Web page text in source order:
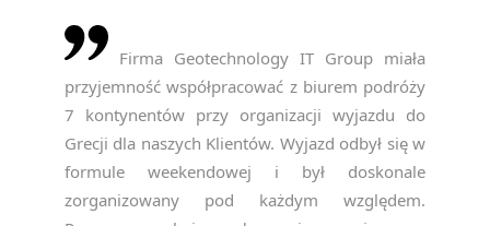
Firma Geotechnology IT Group miała
przyjemność współpracować z biurem podróży
7 kontynentów przy organizacji wyjazdu do
Grecji dla naszych Klientów. Wyjazd odbył się w
formule weekendowej i był doskonale
zorganizowany pod każdym względem.